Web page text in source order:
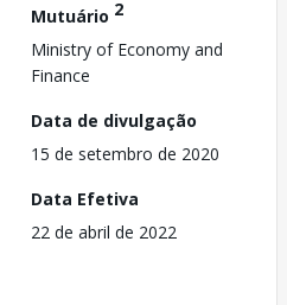
Mutuário 2
Ministry of Economy and
Finance
Data de divulgação
15 de setembro de 2020
Data Efetiva
22 de abril de 2022